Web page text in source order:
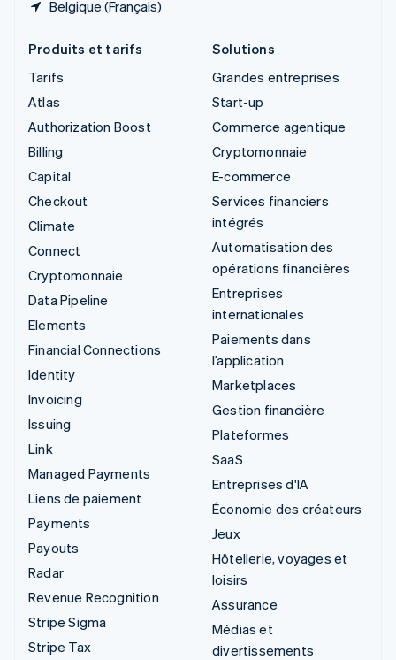
Belgique (Français)
Produits et tarifs
Tarifs
Atlas
Authorization Boost
Billing
Capital
Checkout
Climate
Connect
Cryptomonnaie
Data Pipeline
Elements
Financial Connections
Identity
Invoicing
Issuing
Link
Managed Payments
Liens de paiement
Payments
Payouts
Radar
Revenue Recognition
Stripe Sigma
Stripe Tax
Solutions
Grandes entreprises
Start-up
Commerce agentique
Cryptomonnaie
E-commerce
Services financiers
intégrés
Automatisation des
opérations financières
Entreprises
internationales
Paiements dans
l’application
Marketplaces
Gestion financière
Plateformes
SaaS
Entreprises d'IA
Économie des créateurs
Jeux
Hôtellerie, voyages et
loisirs
Assurance
Médias et
divertissements